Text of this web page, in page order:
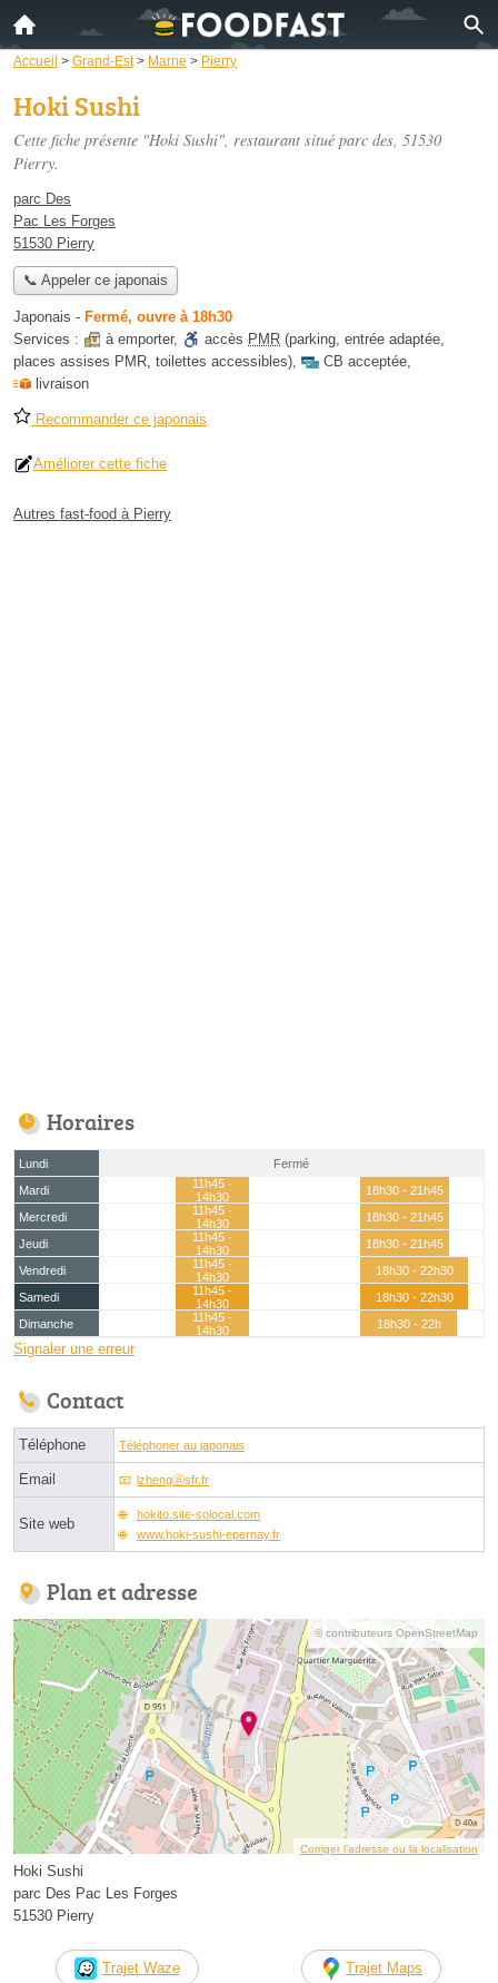
Accueil > Grand-Est > Marne > Pierry
Hoki Sushi
Cette fiche présente "Hoki Sushi", restaurant situé parc des, 51530
Pierry.
parc Des
Pac Les Forges
51530 Pierry
📞 Appeler ce japonais
Japonais - Fermé, ouvre à 18h30
Services :
à emporter, accès PMR (parking, entrée adaptée,
places assises PMR, toilettes accessibles), CB acceptée,
livraison
Recommander ce japonais
Améliorer cette fiche
Autres fast-food à Pierry
Horaires
Lundi
Fermé
Mardi
11h45 -
14h30
18h30 - 21h45
Mercredi
11h45 -
14h30
18h30 - 21h45
Jeudi
11h45 -
14h30
18h30 - 21h45
Vendredi
11h45 -
14h30
18h30 - 22h30
Samedi
11h45 -
14h30
18h30 - 22h30
Dimanche
11h45 -
14h30
18h30 - 22h
Signaler une erreur
Contact
Téléphone Téléphoner au japonais
Email lzhengⓐsfr.fr
Site web
hokito.site-solocal.com
www.hoki-sushi-epernay.fr
Plan et adresse
© contributeurs OpenStreetMap
Corriger l’adresse ou la localisation
Hoki Sushi
parc Des Pac Les Forges
51530 Pierry
Trajet Waze Trajet Maps